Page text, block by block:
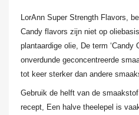
LorAnn Super Strength Flavors,
Candy flavors zijn niet op
plantaardige olie, De term ‘Candy
onverdunde geconcentreerde
tot keer sterker dan andere
Gebruik de helft van de
recept, Een halve theelepel is